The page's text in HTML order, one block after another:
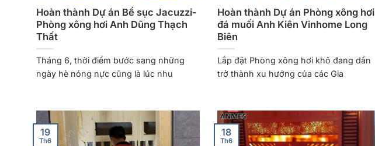
Hoàn thành Dự án Bể sục Jacuzzi-
Phòng xông hơi Anh Dũng Thạch
Thất
Tháng 6, thời điểm bước sang những
ngày hè nóng nực cũng là lúc nhu
Hoàn thành Dự án Phòng xông hơi
đá muối Anh Kiên Vinhome Long
Biên
Lắp đặt Phòng xông hơi khô đang dần
trở thành xu hướng của các Gia
19
Th6
18
Th6